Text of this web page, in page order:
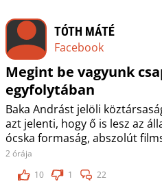
TÓTH MÁTÉ
Facebook
Megint be vagyunk
egyfolytában
Baka Andrást jelöli
azt jelenti, hogy ő is lesz az
ócska formaság, abszolút
2 órája
10
1 22